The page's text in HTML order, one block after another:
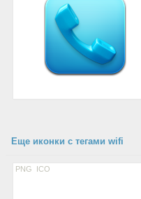
Еще иконки с тегами wifi
PNG ICO